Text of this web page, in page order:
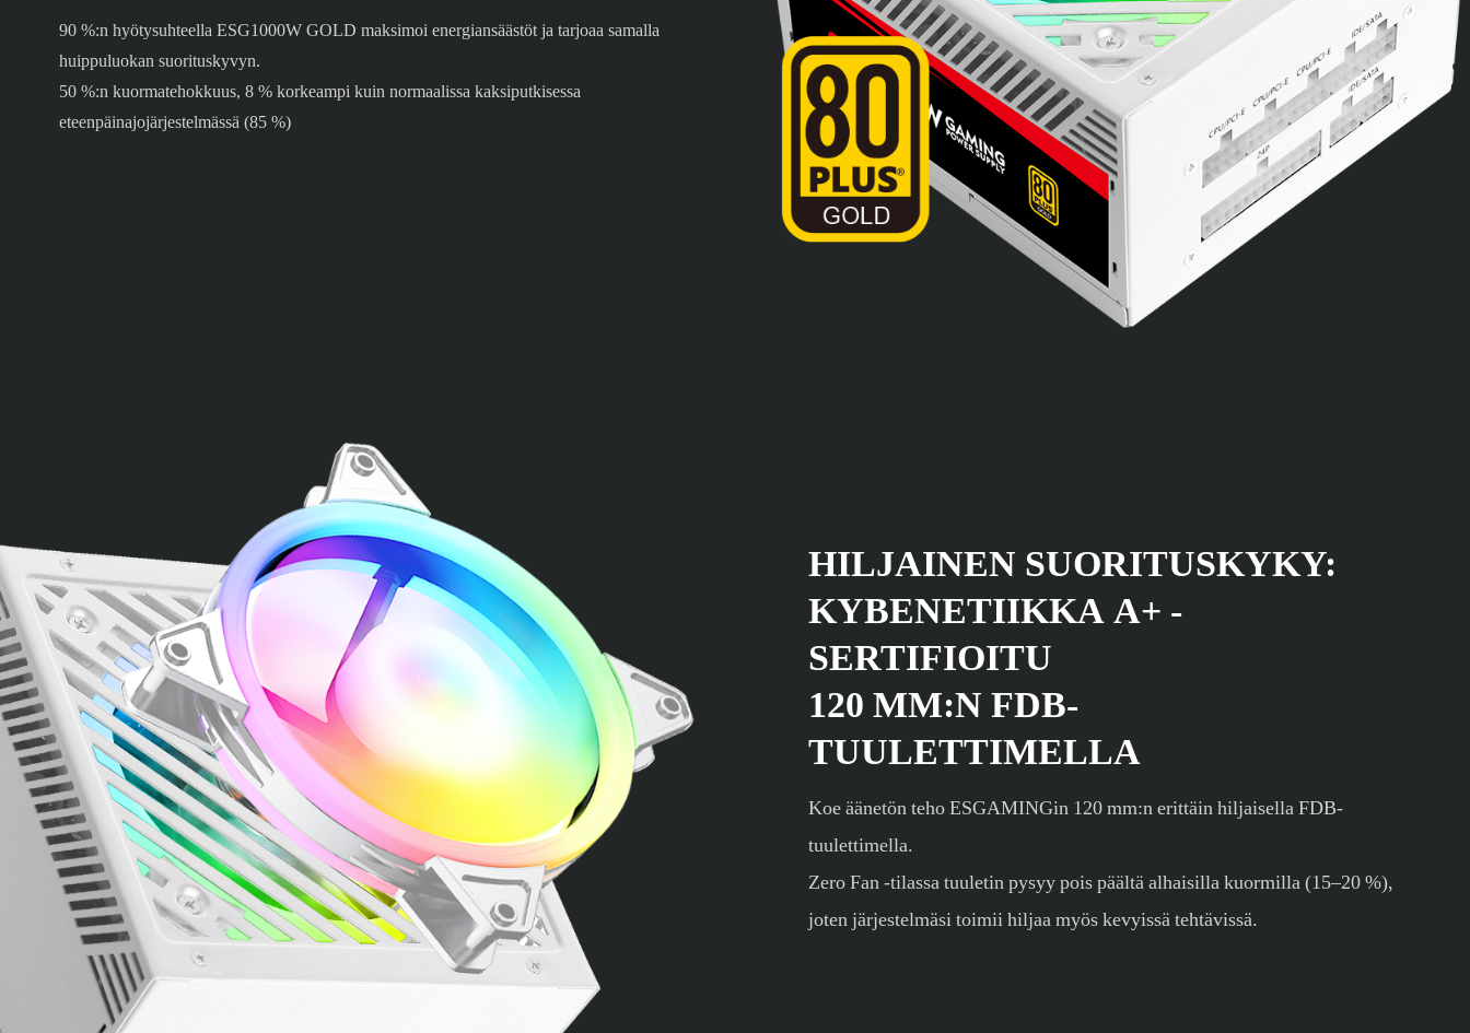
90 %:n hyötysuhteella ESG1000W GOLD maksimoi energiansäästöt ja tarjoaa samalla
huippuluokan suorituskyvyn.
50 %:n kuormatehokkuus, 8 % korkeampi kuin normaalissa kaksiputkisessa
eteenpäinajojärjestelmässä (85 %)
HILJAINEN SUORITUSKYKY:
KYBENETIIKKA A+ -
SERTIFIOITU
120 MM:N FDB-
TUULETTIMELLA
Koe äänetön teho ESGAMINGin 120 mm:n erittäin hiljaisella FDB-
tuulettimella.
Zero Fan -tilassa tuuletin pysyy pois päältä alhaisilla kuormilla (15–20 %),
joten järjestelmäsi toimii hiljaa myös kevyissä tehtävissä.